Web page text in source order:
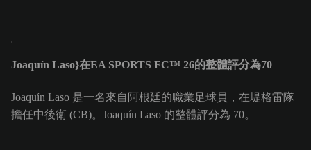
Joaquín Laso}在EA SPORTS FC™ 26的整體評分為70
Joaquín Laso 是一名來自阿根廷的職業足球員，在堤格雷隊
擔任中後衛 (CB)。Joaquín Laso 的整體評分為 70。